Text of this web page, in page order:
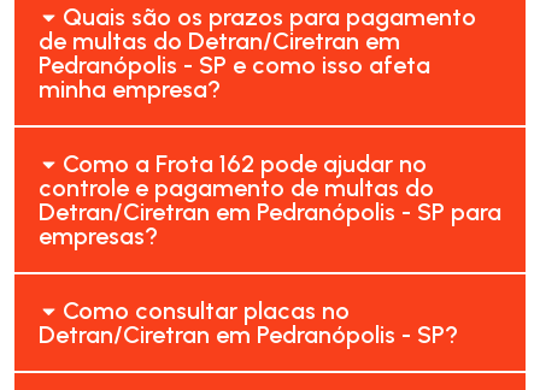
Quais são os prazos para pagamento
de multas do Detran/Ciretran em
Pedranópolis - SP e como isso afeta
minha empresa?
Como a Frota 162 pode ajudar no
controle e pagamento de multas do
Detran/Ciretran em Pedranópolis - SP para
empresas?
Como consultar placas no
Detran/Ciretran em Pedranópolis - SP?